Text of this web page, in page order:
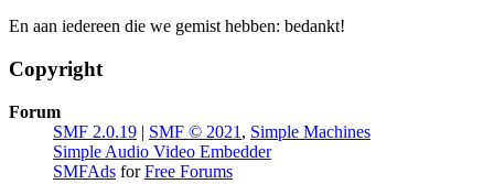
En aan iedereen die we gemist hebben: bedankt!
Copyright
Forum
SMF 2.0.19 | SMF © 2021 , Simple Machines
Simple Audio Video Embedder
SMFAds forFree Forums